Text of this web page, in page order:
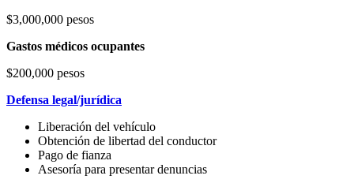
$3,000,000 pesos
Gastos médicos ocupantes
$200,000 pesos
Defensa legal/jurídica
Liberación del vehículo
Obtención de libertad del conductor
Pago de fianza
Asesoría para presentar denuncias